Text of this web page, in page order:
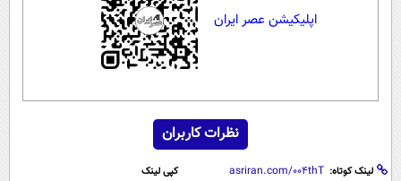
اپلیکیشن عصر ایران
نظرات کاربران
لینک کوتاه: کپی لینک